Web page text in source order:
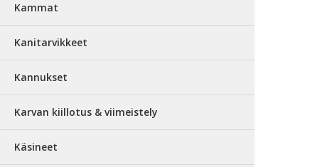
Kammat
Kanitarvikkeet
Kannukset
Karvan kiillotus & viimeistely
Käsineet